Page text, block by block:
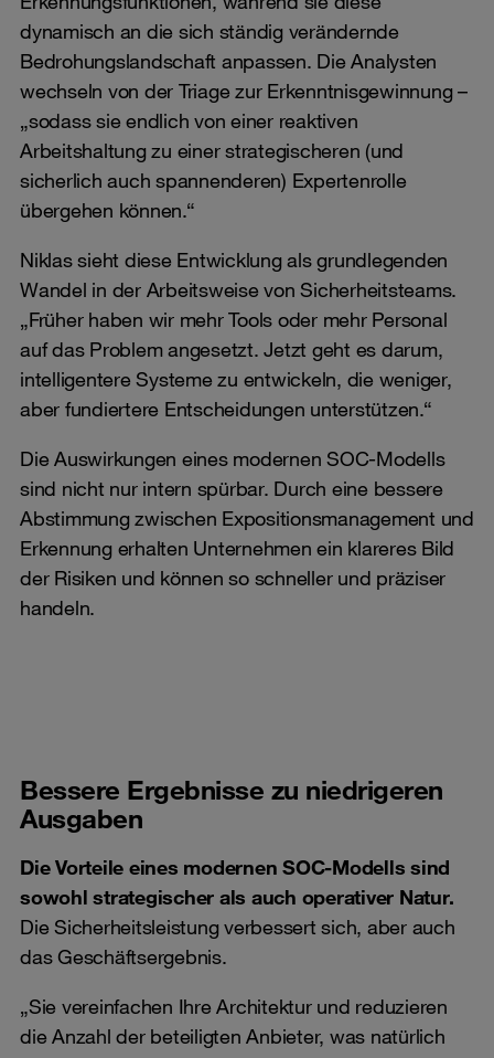
dynamisch an die sich ständig verändernde
Bedrohungslandschaft anpassen. Die Analysten
wechseln von der Triage zur Erkenntnisgewinnung –
„sodass sie endlich von einer reaktiven
Arbeitshaltung zu einer strategischeren (und
sicherlich auch spannenderen) Expertenrolle
übergehen können.“
Niklas sieht diese Entwicklung als grundlegenden
Wandel in der Arbeitsweise von Sicherheitsteams.
„Früher haben wir mehr Tools oder mehr Personal
auf das Problem angesetzt. Jetzt geht es darum,
intelligentere Systeme zu entwickeln, die weniger,
aber fundiertere Entscheidungen unterstützen.“
Die Auswirkungen eines modernen SOC-Modells
sind nicht nur intern spürbar. Durch eine bessere
Abstimmung zwischen Expositionsmanagement und
Erkennung erhalten Unternehmen ein klareres Bild
der Risiken und können so schneller und präziser
handeln.
Bessere Ergebnisse zu niedrigeren
Ausgaben
Die Vorteile eines modernen SOC-Modells sind
sowohl strategischer als auch operativer Natur.
Die Sicherheitsleistung verbessert sich, aber auch
das Geschäftsergebnis.
„Sie vereinfachen Ihre Architektur und reduzieren
die Anzahl der beteiligten Anbieter, was natürlich